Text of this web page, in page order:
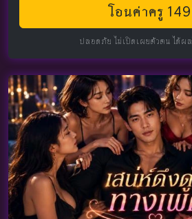
โอนค่าครู
ปลอดภัย ไม่เปิดเผยตัวตน ได้ผล